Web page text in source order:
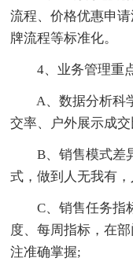
流程、价格优惠申
牌流程等标准化。
4、业务管理重
A、数据分析科学
交率、户外展示成
B、销售模式差异
式，做到人无我有
C、销售任务指标
度、每周指标，在
注准确掌握;